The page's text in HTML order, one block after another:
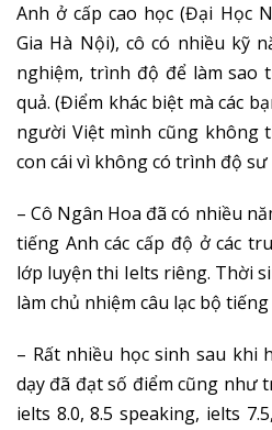
Anh ở cấp cao học (Đại Học
Gia Hà Nội), cô có nhiều kỹ
nghiệm, trình độ để làm sao
quả. (Điểm khác biệt mà các
người Việt mình cũng không
con cái vì không có trình độ sư
– Cô Ngân Hoa đã có nhiều
tiếng Anh các cấp độ ở các
lớp luyện thi Ielts riêng. Thời
làm chủ nhiệm câu lạc bộ
– Rất nhiều học sinh sau khi
dạy đã đạt số điểm cũng như
ielts 8.0, 8.5 speaking, ielts